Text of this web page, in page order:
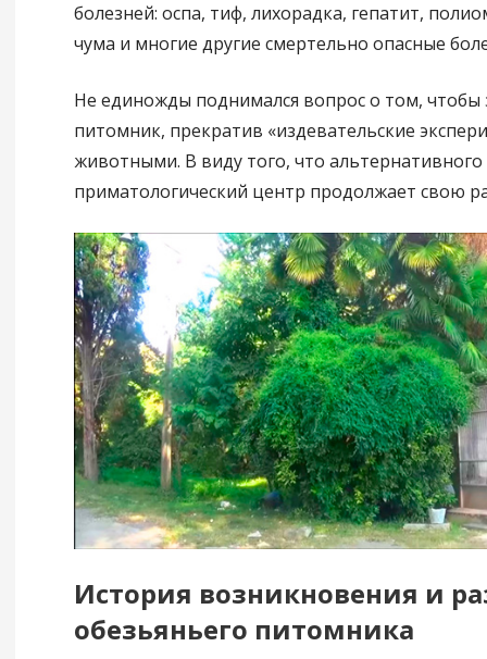
болезней: оспа, тиф, лихорадка, гепатит,
чума и многие другие смертельно опасные
Не единожды поднимался вопрос о том, чтобы
питомник, прекратив «издевательские
животными. В виду того, что
приматологический центр продолжает свою
История возникновения и
обезьяньего питомника